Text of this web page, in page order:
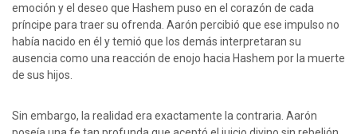
emoción y el deseo que Hashem puso en el corazón de cada
príncipe para traer su ofrenda. Aarón percibió que ese impulso no
había nacido en él y temió que los demás interpretaran su
ausencia como una reacción de enojo hacia Hashem por la muerte
de sus hijos.
Sin embargo, la realidad era exactamente la contraria. Aarón